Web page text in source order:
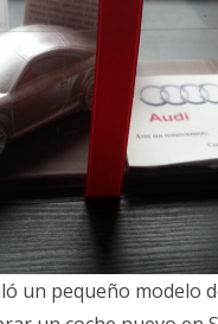
un pequeño modelo